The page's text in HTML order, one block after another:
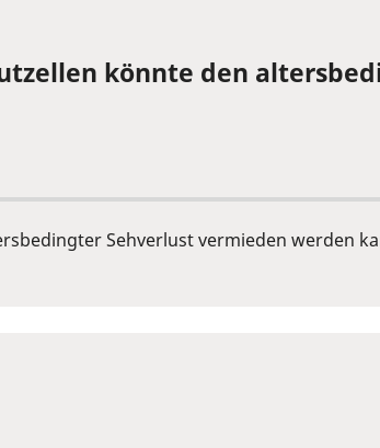
könnte den
Sehverlust vermieden werden